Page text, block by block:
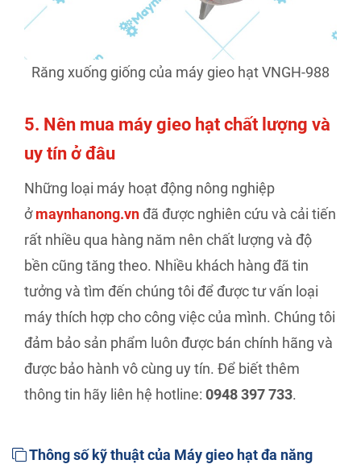
Răng xuống giống của máy gieo hạt VNGH-988
5. Nên mua máy gieo hạt chất lượng và
uy tín ở đâu
Những loại máy hoạt động nông nghiệp
ởmaynhanong.vnđã được nghiên cứu và cải tiến
rất nhiều qua hàng năm nên chất lượng và độ
bền cũng tăng theo. Nhiều khách hàng đã tin
tưởng và tìm đến chúng tôi để được tư vấn loại
máy thích hợp cho công việc của mình. Chúng tôi
đảm bảo sản phẩm luôn được bán chính hãng và
được bảo hành vô cùng uy tín. Để biết thêm
thông tin hãy liên hệ hotline: 0948 397 733.
Thông số kỹ thuật của Máy gieo hạt đa năng